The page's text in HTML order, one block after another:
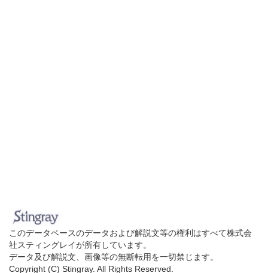
このデータベースのデータおよび解説文等の権利はすべて株式会
社スティングレイが所有しています。
データ及び解説文、画像等の無断転用を一切禁じます。
Copyright (C) Stingray. All Rights Reserved.